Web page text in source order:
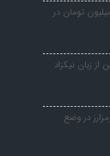
تومان در
زبان نیکزاد
در وضع